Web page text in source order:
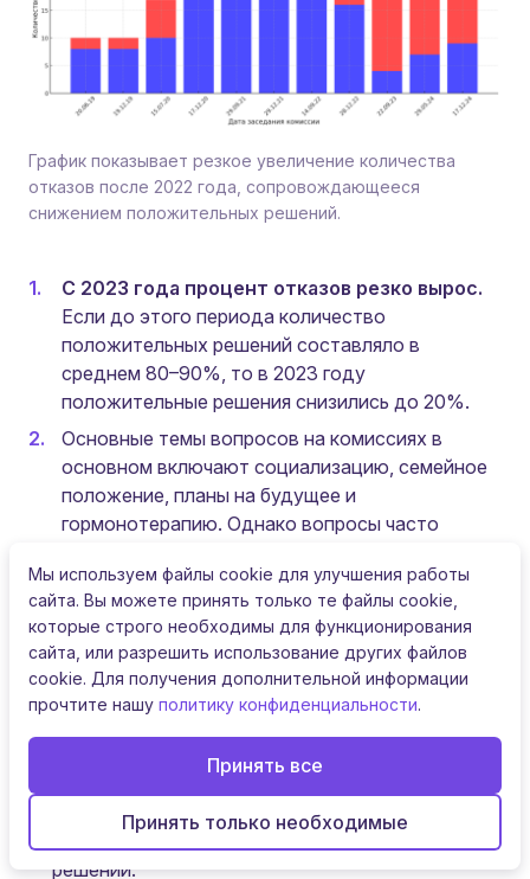
График показывает резкое увеличение количества
отказов после 2022 года, сопровождающееся
снижением положительных решений.
С 2023 года процент отказов резко вырос.
Если до этого периода количество
положительных решений составляло в
среднем 80–90%, то в 2023 году
положительные решения снизились до 20%.
Основные темы вопросов на комиссиях в
основном включают социализацию, семейное
положение, планы на будущее и
гормонотерапию. Однако вопросы часто
негативную реакцию у заявителей.
Критерии оценки остаются субъективными
что снижает доверие к работе комиссий.
Рекомендации
Разработать и утвердить чёткие и прозрачные
критерии решения комиссии.
Снизить субъективность
в процессе принятия
решений.
Мы используем файлы cookie для улучшения работы
сайта. Вы можете принять только те файлы cookie,
которые строго необходимы для функционирования
сайта, или разрешить использование других файлов
cookie. Для получения дополнительной информации
прочтите нашу политику конфиденциальности.
Принять все
Принять только необходимые